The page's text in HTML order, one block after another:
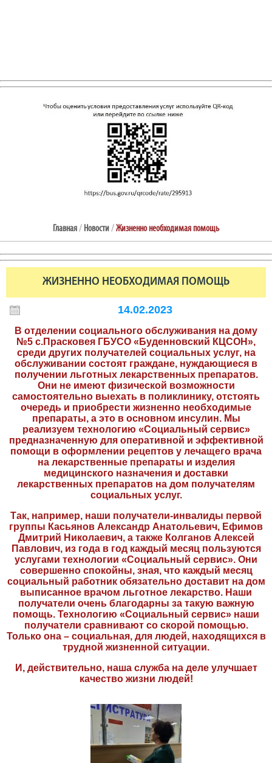
Главная/ Новости/Жизненно необходимая помощь
ЖИЗНЕННО НЕОБХОДИМАЯ ПОМОЩЬ
14.02.2023
В отделении социального обслуживания на дому
№5 с.Прасковея ГБУСО «Буденновский КЦСОН»,
среди других получателей социальных услуг, на
обслуживании состоят граждане, нуждающиеся в
получении льготных лекарственных препаратов.
Они не имеют физической возможности
самостоятельно выехать в поликлинику, отстоять
очередь и приобрести жизненно необходимые
препараты, а это в основном инсулин. Мы
реализуем технологию «Социальный сервис»
предназначенную для оперативной и эффективной
помощи в оформлении рецептов у лечащего врача
на лекарственные препараты и изделия
медицинского назначения и доставки
лекарственных препаратов на дом получателям
социальных услуг.
Так, например, наши получатели-инвалиды первой
группы Касьянов Александр Анатольевич, Ефимов
Дмитрий Николаевич, а также Колганов Алексей
Павлович, из года в год каждый месяц пользуются
услугами технологии «Социальный сервис». Они
совершенно спокойны, зная, что каждый месяц
социальный работник обязательно доставит на дом
выписанное врачом льготное лекарство. Наши
получатели очень благодарны за такую важную
помощь. Технологию «Социальный сервис» наши
получатели сравнивают со скорой помощью.
Только она – социальная, для людей, находящихся в
трудной жизненной ситуации.
И, действительно, наша служба на деле улучшает
качество жизни людей!